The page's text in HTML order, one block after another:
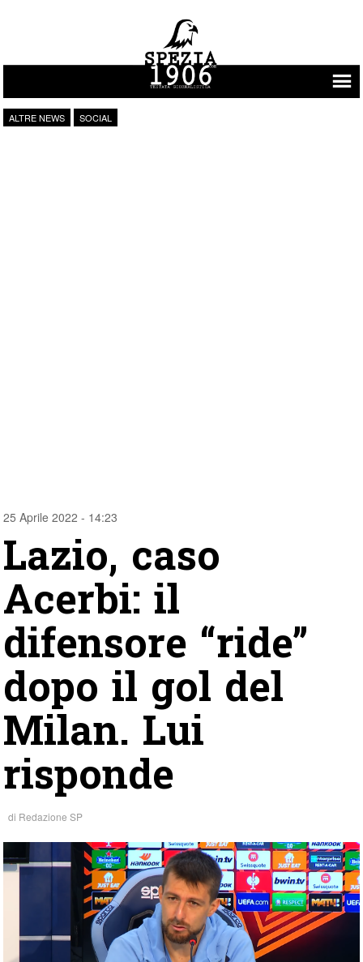
Vai al contenuto
ALTRE NEWS SOCIAL
25 Aprile 2022 - 14:23
Lazio, caso
Acerbi: il
difensore “ride”
dopo il gol del
Milan. Lui
risponde
di Redazione SP